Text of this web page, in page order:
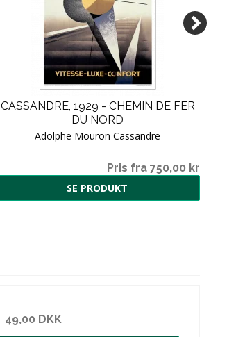
CASSANDRE, 1929 - CHEMIN DE FER
DU NORD
Adolphe Mouron Cassandre
Pris fra 750,00 kr
SE PRODUKT
49,00 DKK